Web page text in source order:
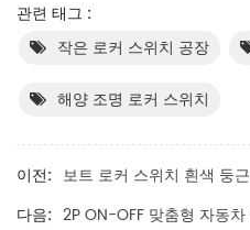
관련 태그 :
작은 로커 스위치 공장
해양 조명 로커 스위치
이전: 보트 로커 스위치 흰색 둥
다음: 2P ON-OFF 맞춤형 자동